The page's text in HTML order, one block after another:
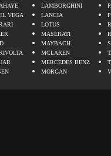
VEGA
LAMBORGHINI
LANCIA
LOTUS
MASERATI
MAYBACH
MCLAREN
MERCEDES BENZ
MORGAN